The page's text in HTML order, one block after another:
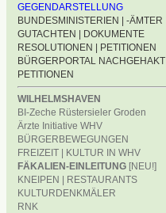
GEGENDARSTELLUNG
BUNDESMINISTERIEN | -ÄMTER
GUTACHTEN | DOKUMENTE
RESOLUTIONEN | PETITIONEN
BÜRGERPORTAL NACHGEHAKT
PETITIONEN
WILHELMSHAVEN
BI-Zeche Rüstersieler Groden
Ärzte Initiative WHV
BÜRGERBEWEGUNGEN
FREIZEIT | KULTUR IN WHV
FÄKALIEN-EINLEITUNG [NEU!]
KNEIPEN | RESTAURANTS
KULTURDENKMÄLER
RNK